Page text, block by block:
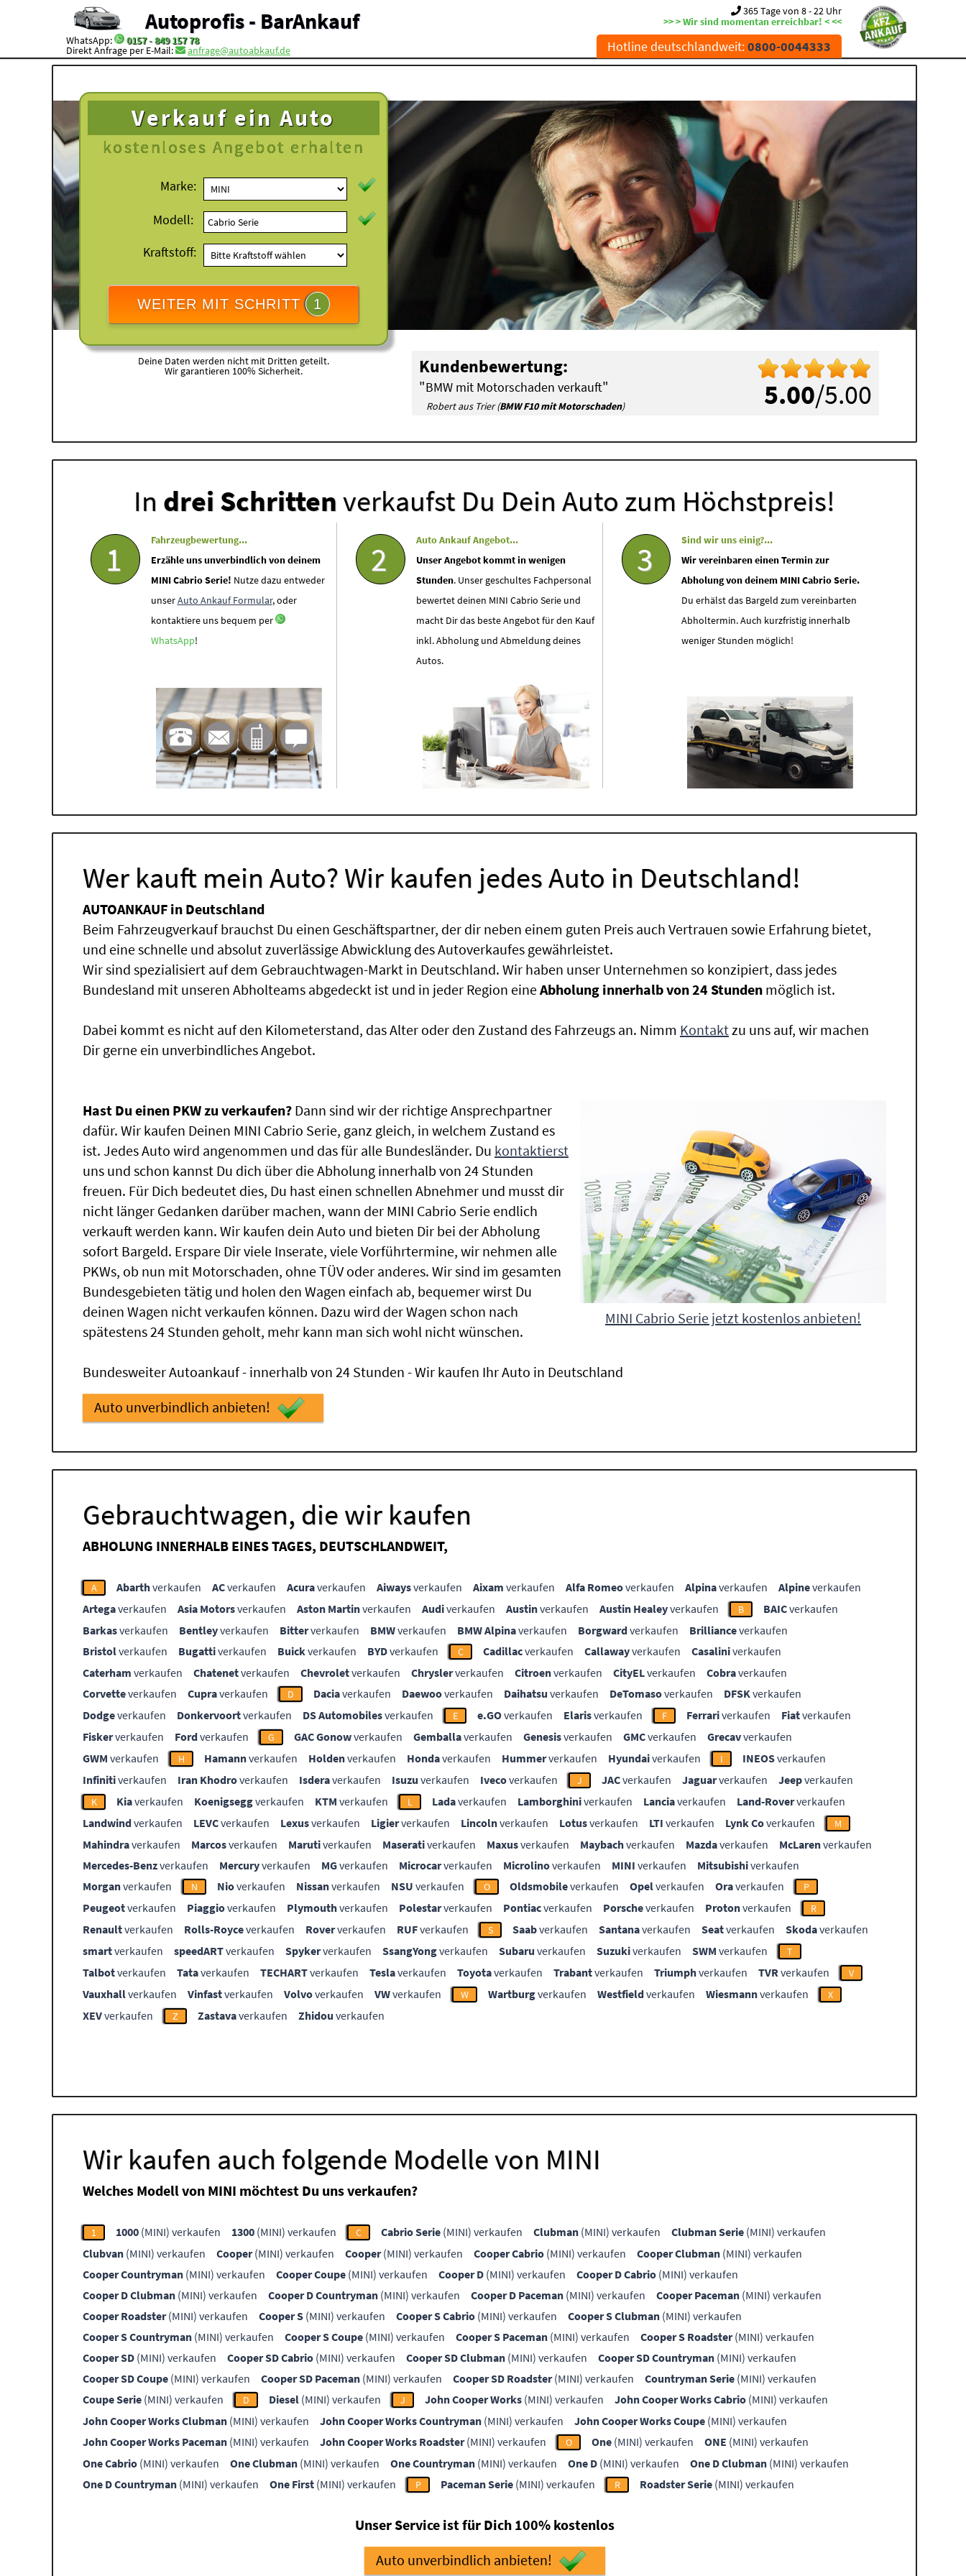
Autoprofis - BarAnkauf
WhatsApp: 0157 - 849 157 78
Direkt Anfrage per E-Mail: anfrage@autoabkauf.de
365 Tage von 8 - 22 Uhr
>> > Wir sind momentan erreichbar! < <<
Hotline deutschlandweit:0800-0044333
Verkauf ein Auto
kostenloses Angebot erhalten
Marke:
Modell:
Kraftstoff:
WEITER MIT SCHRITT 1
Deine Daten werden nicht mit Dritten geteilt.
Wir garantieren 100% Sicherheit.
5.00/5.00
Kundenbewertung:
"BMW mit Motorschaden verkauft"
Robert aus Trier (BMW F10 mit Motorschaden)
In drei Schrittenverkaufst Du Dein Auto zum Höchstpreis!
1
Fahrzeugbewertung...
Erzähle uns unverbindlich von deinem
MINI Cabrio Serie! Nutze dazu entweder
unserAuto Ankauf Formular, oder
kontaktiere uns bequem per
WhatsApp!
2
Auto Ankauf Angebot...
Unser Angebot kommt in wenigen
Stunden. Unser geschultes Fachpersonal
bewertet deinen MINI Cabrio Serie und
macht Dir das beste Angebot für den Kauf
inkl. Abholung und Abmeldung deines
Autos.
3
Sind wir uns einig?...
Wir vereinbaren einen Termin zur
Abholung von deinem MINI Cabrio Serie.
Du erhälst das Bargeld zum vereinbarten
Abholtermin. Auch kurzfristig innerhalb
weniger Stunden möglich!
Wer kauft mein Auto? Wir kaufen jedes Auto in Deutschland!
AUTOANKAUF in Deutschland
Beim Fahrzeugverkauf brauchst Du einen Geschäftspartner, der dir neben einem guten Preis auch Vertrauen sowie Erfahrung bietet,
und eine schnelle und absolut zuverlässige Abwicklung des Autoverkaufes gewährleistet.
Wir sind spezialisiert auf dem Gebrauchtwagen-Markt in Deutschland. Wir haben unser Unternehmen so konzipiert, dass jedes
Bundesland mit unseren Abholteams abgedeckt ist und in jeder Region eineAbholung innerhalb von 24 Stunden möglich ist.
Dabei kommt es nicht auf den Kilometerstand, das Alter oder den Zustand des Fahrzeugs an. Nimm Kontaktzu uns auf, wir machen
Dir gerne ein unverbindliches Angebot.
MINI Cabrio Serie jetzt kostenlos anbieten!
Hast Du einen PKW zu verkaufen? Dann sind wir der richtige Ansprechpartner
dafür. Wir kaufen Deinen MINI Cabrio Serie, ganz gleich, in welchem Zustand es
ist. Jedes Auto wird angenommen und das für alle Bundesländer. Du kontaktierst
uns und schon kannst Du dich über die Abholung innerhalb von 24 Stunden
freuen. Für Dich bedeutet dies, Du hast einen schnellen Abnehmer und musst dir
nicht länger Gedanken darüber machen, wann der MINI Cabrio Serie endlich
verkauft werden kann. Wir kaufen dein Auto und bieten Dir bei der Abholung
sofort Bargeld. Erspare Dir viele Inserate, viele Vorführtermine, wir nehmen alle
PKWs, ob nun mit Motorschaden, ohne TÜV oder anderes. Wir sind im gesamten
Bundesgebieten tätig und holen den Wagen einfach ab, bequemer wirst Du
deinen Wagen nicht verkaufen können. Dazu wird der Wagen schon nach
spätestens 24 Stunden geholt, mehr kann man sich wohl nicht wünschen.
Bundesweiter Autoankauf - innerhalb von 24 Stunden - Wir kaufen Ihr Auto in Deutschland
Auto unverbindlich anbieten!
Gebrauchtwagen, die wir kaufen
ABHOLUNG INNERHALB EINES TAGES, DEUTSCHLANDWEIT,
A Abarthverkaufen ACverkaufen Acuraverkaufen Aiwaysverkaufen Aixam verkaufen Alfa Romeoverkaufen Alpinaverkaufen Alpineverkaufen
Artegaverkaufen Asia Motorsverkaufen Aston Martinverkaufen Audiverkaufen Austinverkaufen Austin Healeyverkaufen B BAICverkaufen
Barkasverkaufen Bentleyverkaufen Bitterverkaufen BMWverkaufen BMW Alpinaverkaufen Borgwardverkaufen Brillianceverkaufen
Bristolverkaufen Bugattiverkaufen Buickverkaufen BYDverkaufen C Cadillacverkaufen Callawayverkaufen Casaliniverkaufen
Caterham verkaufen Chatenetverkaufen Chevroletverkaufen Chryslerverkaufen Citroenverkaufen CityELverkaufen Cobraverkaufen
Corvetteverkaufen Cupraverkaufen D Daciaverkaufen Daewooverkaufen Daihatsu verkaufen DeTomasoverkaufen DFSKverkaufen
Dodgeverkaufen Donkervoortverkaufen DS Automobilesverkaufen E e.GOverkaufen Elarisverkaufen F Ferrariverkaufen Fiatverkaufen
Fiskerverkaufen Fordverkaufen G GAC Gonowverkaufen Gemballaverkaufen Genesisverkaufen GMCverkaufen Grecavverkaufen
GWM verkaufen H Hamannverkaufen Holdenverkaufen Hondaverkaufen Hummerverkaufen Hyundaiverkaufen I INEOSverkaufen
Infinitiverkaufen Iran Khodroverkaufen Isderaverkaufen Isuzu verkaufen Ivecoverkaufen J JACverkaufen Jaguarverkaufen Jeepverkaufen
K Kiaverkaufen Koenigseggverkaufen KTM verkaufen L Ladaverkaufen Lamborghiniverkaufen Lanciaverkaufen Land-Roververkaufen
Landwindverkaufen LEVCverkaufen Lexusverkaufen Ligierverkaufen Lincolnverkaufen Lotusverkaufen LTI verkaufen Lynk Coverkaufen M
Mahindraverkaufen Marcosverkaufen Marutiverkaufen Maserativerkaufen Maxusverkaufen Maybachverkaufen Mazdaverkaufen McLarenverkaufen
Mercedes-Benzverkaufen Mercuryverkaufen MGverkaufen Microcarverkaufen Microlinoverkaufen MINI verkaufen Mitsubishiverkaufen
Morganverkaufen N Nioverkaufen Nissanverkaufen NSU verkaufen O Oldsmobileverkaufen Opelverkaufen Oraverkaufen P
Peugeotverkaufen Piaggioverkaufen Plymouthverkaufen Polestarverkaufen Pontiacverkaufen Porscheverkaufen Protonverkaufen R
Renaultverkaufen Rolls-Royceverkaufen Roververkaufen RUFverkaufen S Saabverkaufen Santanaverkaufen Seatverkaufen Skodaverkaufen
smartverkaufen speedARTverkaufen Spykerverkaufen SsangYongverkaufen Subaru verkaufen Suzukiverkaufen SWM verkaufen T
Talbotverkaufen Tataverkaufen TECHARTverkaufen Teslaverkaufen Toyotaverkaufen Trabantverkaufen Triumphverkaufen TVRverkaufen V
Vauxhallverkaufen Vinfastverkaufen Volvoverkaufen VWverkaufen W Wartburgverkaufen Westfieldverkaufen Wiesmannverkaufen X
XEVverkaufen Z Zastavaverkaufen Zhidou verkaufen
Wir kaufen auch folgende Modelle von MINI
Welches Modell von MINI möchtest Du uns verkaufen?
1 1000 (MINI) verkaufen 1300 (MINI) verkaufen C Cabrio Serie (MINI) verkaufen Clubman (MINI) verkaufen Clubman Serie (MINI) verkaufen
Clubvan (MINI) verkaufen Cooper(MINI) verkaufen Cooper(MINI) verkaufen Cooper Cabrio (MINI) verkaufen Cooper Clubman (MINI) verkaufen
Cooper Countryman (MINI) verkaufen Cooper Coupe (MINI) verkaufen Cooper D (MINI) verkaufen Cooper D Cabrio (MINI) verkaufen
Cooper D Clubman (MINI) verkaufen Cooper D Countryman (MINI) verkaufen Cooper D Paceman (MINI) verkaufen Cooper Paceman (MINI) verkaufen
Cooper Roadster(MINI) verkaufen Cooper S (MINI) verkaufen Cooper S Cabrio (MINI) verkaufen Cooper S Clubman (MINI) verkaufen
Cooper S Countryman (MINI) verkaufen Cooper S Coupe (MINI) verkaufen Cooper S Paceman (MINI) verkaufen Cooper S Roadster(MINI) verkaufen
Cooper SD (MINI) verkaufen Cooper SD Cabrio (MINI) verkaufen Cooper SD Clubman (MINI) verkaufen Cooper SD Countryman (MINI) verkaufen
Cooper SD Coupe (MINI) verkaufen Cooper SD Paceman (MINI) verkaufen Cooper SD Roadster(MINI) verkaufen Countryman Serie (MINI) verkaufen
Coupe Serie (MINI) verkaufen D Diesel (MINI) verkaufen J John Cooper Works (MINI) verkaufen John Cooper Works Cabrio (MINI) verkaufen
John Cooper Works Clubman (MINI) verkaufen John Cooper Works Countryman (MINI) verkaufen John Cooper Works Coupe (MINI) verkaufen
John Cooper Works Paceman (MINI) verkaufen John Cooper Works Roadster(MINI) verkaufen O One (MINI) verkaufen ONE (MINI) verkaufen
One Cabrio (MINI) verkaufen One Clubman (MINI) verkaufen One Countryman (MINI) verkaufen One D (MINI) verkaufen One D Clubman (MINI) verkaufen
One D Countryman (MINI) verkaufen One First (MINI) verkaufen P Paceman Serie (MINI) verkaufen R Roadster Serie (MINI) verkaufen
Unser Service ist für Dich 100% kostenlos
Auto unverbindlich anbieten!